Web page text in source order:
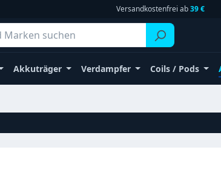
Versandkostenfrei ab39 €
Akkuträger Verdampfer Coils / Pods